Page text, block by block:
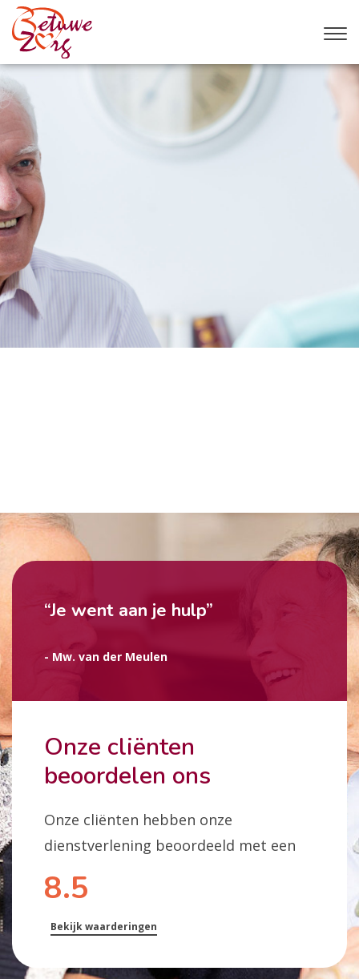
Onze cliënten
beoordelen ons
Onze cliënten hebben onze
dienstverlening beoordeeld met een
8.5
Bekijk waarderingen
“Je went aan je hulp”
- Mw. van der Meulen